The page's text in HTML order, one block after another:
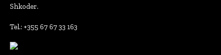
Shkoder.
Tel.: +355 67 67 33 163